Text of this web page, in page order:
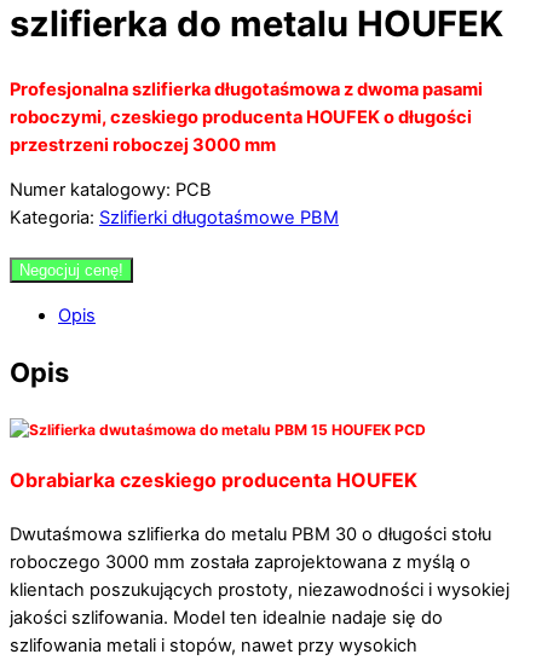
szlifierka do metalu HOUFEK
Profesjonalna szlifierka długotaśmowa z dwoma pasami
roboczymi, czeskiego producenta HOUFEK o długości
przestrzeni roboczej 3000 mm
Numer katalogowy: PCB
Kategoria: Szlifierki długotaśmowe PBM
Negocjuj cenę!
Opis
Opis
Obrabiarka czeskiego producenta HOUFEK
Dwutaśmowa szlifierka do metalu PBM 30 o długości stołu
roboczego 3000 mm została zaprojektowana z myślą o
klientach poszukujących prostoty, niezawodności i wysokiej
jakości szlifowania. Model ten idealnie nadaje się do
szlifowania metali i stopów, nawet przy wysokich